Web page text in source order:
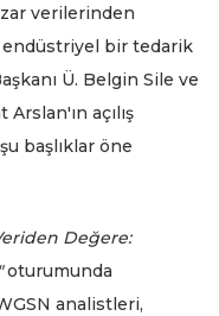
verilerinden
bir tedarik
Ü. Belgin Sile ve
açılış
başlıklar öne
Değere:
oturumunda
analistleri,